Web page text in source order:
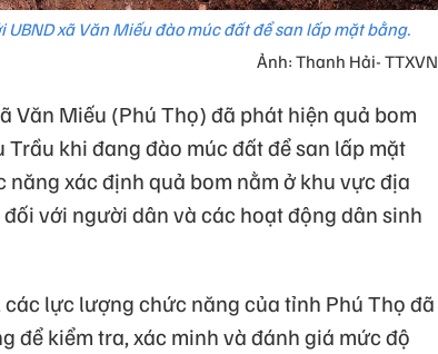
xã Văn Miếu đào múc đất để san lấp mặt bằng.
Ảnh: Thanh Hải- TTXVN
Văn Miếu (Phú Thọ) đã phát hiện quả bom
khi đang đào múc đất để san lấp mặt
xác định quả bom nằm ở khu vực địa
với người dân và các hoạt động dân sinh
lực lượng chức năng của tỉnh Phú Thọ đã
để kiểm tra, xác minh và đánh giá mức độ